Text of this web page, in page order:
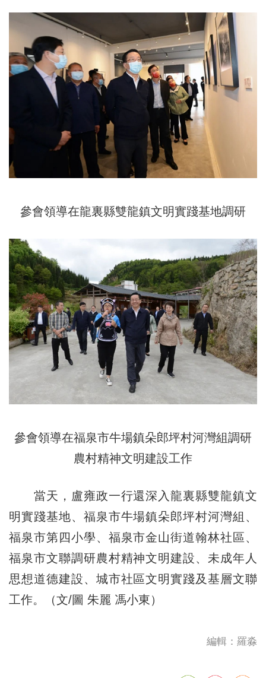
參會領導在龍裏縣雙龍鎮文明實踐基地調研
參會領導在福泉市牛場鎮朵郎坪村河灣組調研
農村精神文明建設工作
當天，盧雍政一行還深入龍裏縣雙龍鎮文
明實踐基地、福泉市牛場鎮朵郎坪村河灣組、
福泉市第四小學、福泉市金山街道翰林社區、
福泉市文聯調研農村精神文明建設、未成年人
思想道德建設、城市社區文明實踐及基層文聯
工作。（文/圖 朱麗 馮小東）
編輯：羅淼